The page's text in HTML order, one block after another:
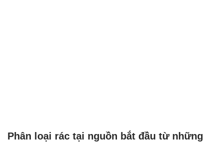
Phân loại rác tại nguồn bắt đầu từ những